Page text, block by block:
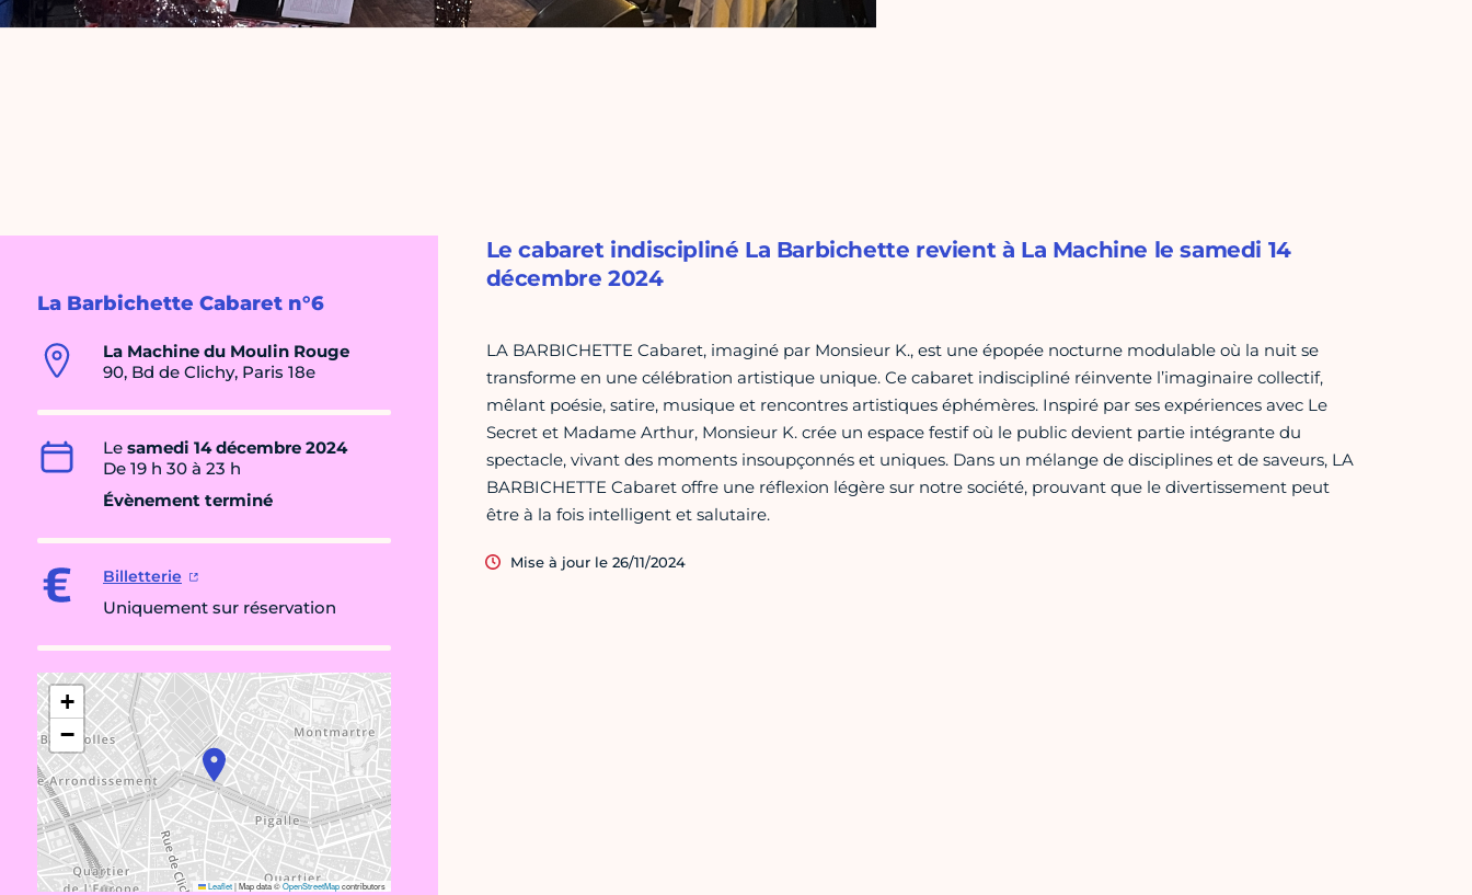
La Barbichette Cabaret n°6
La Machine du Moulin Rouge
90, Bd de Clichy, Paris 18e
Le samedi 14 décembre 2024
De 19 h 30 à 23 h
Évènement terminé
Billetterie
Uniquement sur réservation
+
−
Leaflet|Map data ©OpenStreetMapcontributors
Le cabaret indiscipliné La Barbichette revient à La Machine le samedi 14
décembre 2024
LA BARBICHETTE Cabaret, imaginé par Monsieur K., est une épopée nocturne modulable où la nuit se
transforme en une célébration artistique unique. Ce cabaret indiscipliné réinvente l’imaginaire collectif,
mêlant poésie, satire, musique et rencontres artistiques éphémères. Inspiré par ses expériences avec Le
Secret et Madame Arthur, Monsieur K. crée un espace festif où le public devient partie intégrante du
spectacle, vivant des moments insoupçonnés et uniques. Dans un mélange de disciplines et de saveurs, LA
BARBICHETTE Cabaret offre une réflexion légère sur notre société, prouvant que le divertissement peut
être à la fois intelligent et salutaire.
Mise à jour le 26/11/2024